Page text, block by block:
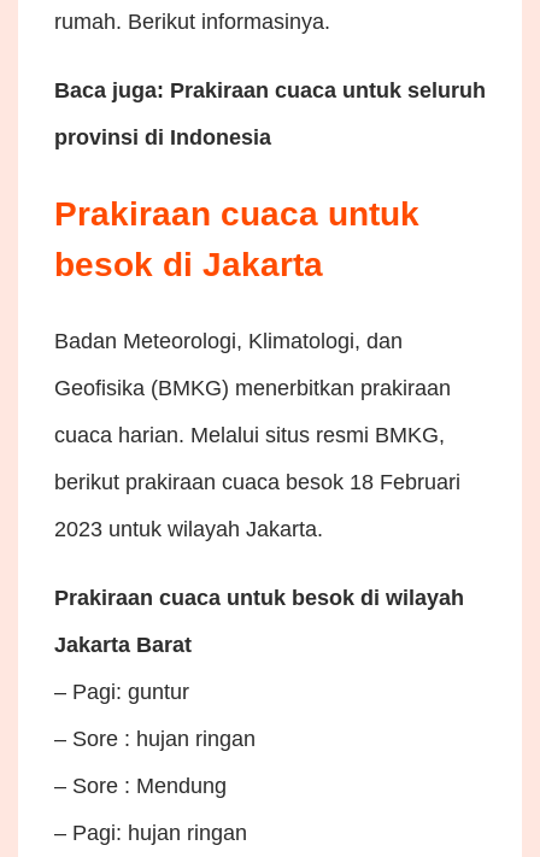
rumah. Berikut informasinya.
Baca juga: Prakiraan cuaca untuk seluruh
provinsi di Indonesia
Prakiraan cuaca untuk
besok di Jakarta
Badan Meteorologi, Klimatologi, dan
Geofisika (BMKG) menerbitkan prakiraan
cuaca harian. Melalui situs resmi BMKG,
berikut prakiraan cuaca besok 18 Februari
2023 untuk wilayah Jakarta.
Prakiraan cuaca untuk besok di wilayah
Jakarta Barat
– Pagi: guntur
– Sore : hujan ringan
– Sore : Mendung
– Pagi: hujan ringan